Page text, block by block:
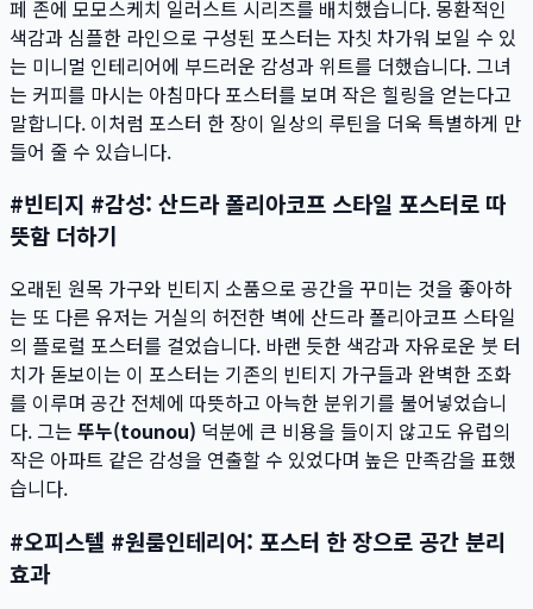
페 존에 모모스케치 일러스트 시리즈를 배치했습니다. 몽환적인
색감과 심플한 라인으로 구성된 포스터는 자칫 차가워 보일 수 있
는 미니멀 인테리어에 부드러운 감성과 위트를 더했습니다. 그녀
는 커피를 마시는 아침마다 포스터를 보며 작은 힐링을 얻는다고
말합니다. 이처럼 포스터 한 장이 일상의 루틴을 더욱 특별하게 만
들어 줄 수 있습니다.
#빈티지 #감성: 산드라 폴리아코프 스타일 포스터로 따
뜻함 더하기
오래된 원목 가구와 빈티지 소품으로 공간을 꾸미는 것을 좋아하
는 또 다른 유저는 거실의 허전한 벽에 산드라 폴리아코프 스타일
의 플로럴 포스터를 걸었습니다. 바랜 듯한 색감과 자유로운 붓 터
치가 돋보이는 이 포스터는 기존의 빈티지 가구들과 완벽한 조화
를 이루며 공간 전체에 따뜻하고 아늑한 분위기를 불어넣었습니
다. 그는 뚜누(tounou) 덕분에 큰 비용을 들이지 않고도 유럽의
작은 아파트 같은 감성을 연출할 수 있었다며 높은 만족감을 표했
습니다.
#오피스텔 #원룸인테리어: 포스터 한 장으로 공간 분리
효과